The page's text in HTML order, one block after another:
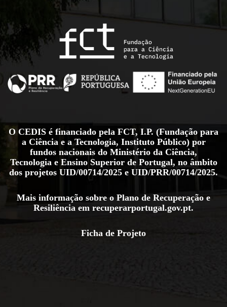
O CEDIS é financiado pela FCT, I.P. (Fundação para
a Ciência e a Tecnologia, Instituto Público) por
fundos nacionais do Ministério da Ciência,
Tecnologia e Ensino Superior de Portugal, no âmbito
dos projetos UID/00714/2025 e UID/PRR/00714/2025.
Mais informação sobre o Plano de Recuperação e
Resiliência em recuperarportugal.gov.pt.
Ficha de Projeto